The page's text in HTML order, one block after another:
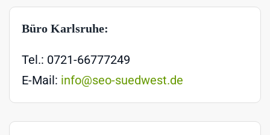
Büro Karlsruhe:
Tel.: 0721-66777249
E-Mail: info@seo-suedwest.de